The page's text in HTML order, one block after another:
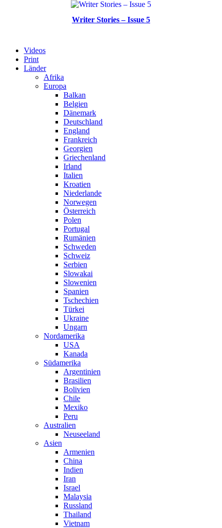
Writer Stories – Issue 5
Videos
Print
Länder
Afrika
Europa
Balkan
Belgien
Dänemark
Deutschland
England
Frankreich
Georgien
Griechenland
Irland
Italien
Kroatien
Niederlande
Norwegen
Österreich
Polen
Portugal
Rumänien
Schweden
Schweiz
Serbien
Slowakai
Slowenien
Spanien
Tschechien
Türkei
Ukraine
Ungarn
Nordamerika
USA
Kanada
Südamerika
Argentinien
Brasilien
Bolivien
Chile
Mexiko
Peru
Australien
Neuseeland
Asien
Armenien
China
Indien
Iran
Israel
Malaysia
Russland
Thailand
Vietnam